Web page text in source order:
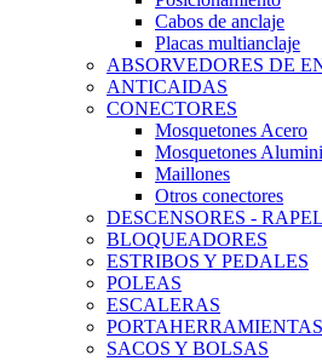
Cabos de anclaje
Placas multianclaje
ABSORVEDORES DE
ANTICAIDAS
CONECTORES
Mosquetones Acero
Mosquetones
Maillones
Otros conectores
DESCENSORES -
BLOQUEADORES
ESTRIBOS Y PEDALES
POLEAS
ESCALERAS
PORTAHERRAMIENTAS
SACOS Y BOLSAS